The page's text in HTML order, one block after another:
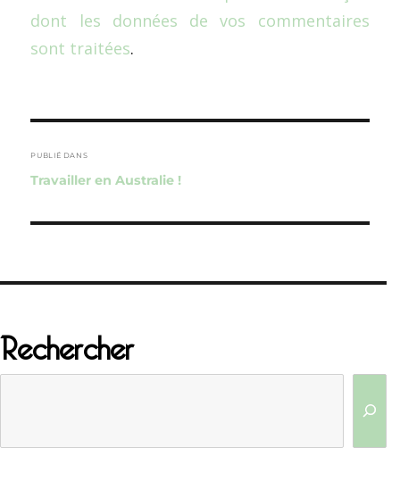
dont les données de vos commentaires
sont traitées.
de
l’article
PUBLIÉ DANS
Travailler en Australie !
Rechercher